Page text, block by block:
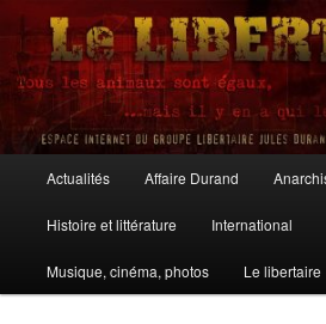
Aller
contenu
principal
Aller
contenu
secondaire
Le Libertaire
principal
Actualités Affaire Durand
Histoire et littérature International
Musique, cinéma, photos Le libertaire